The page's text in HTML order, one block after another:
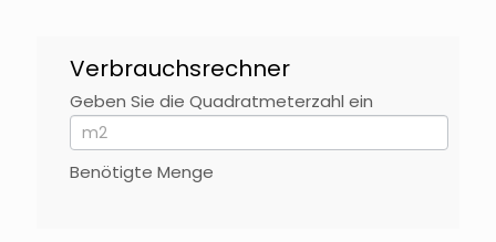
Grund
DE
Verbrauchsrechner
Geben Sie die Quadratmeterzahl ein
Benötigte Menge
Falls
Du
menschlich
bist,
lasse